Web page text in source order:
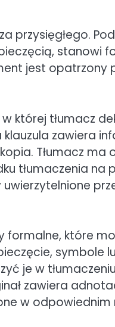
przysięgłego.
stanowi
jest opatrzony
której tłumacz
zawiera
Tłumacz ma
tłumaczenia na
które
symbole
je w
zawiera
w odpowiednim